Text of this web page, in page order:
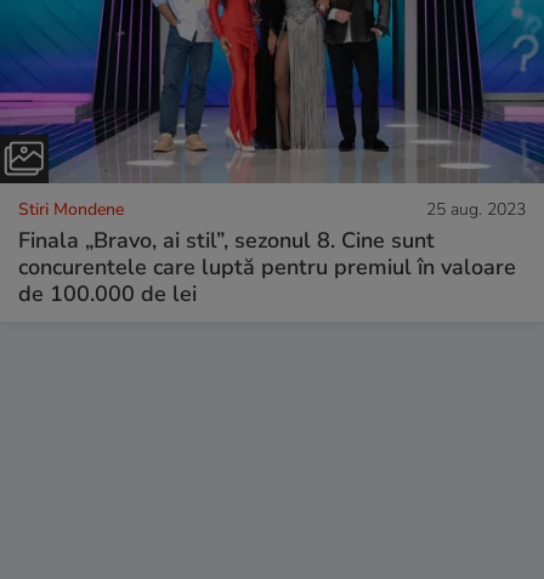
Stiri Mondene 25 aug. 2023
Finala „Bravo, ai stil”, sezonul 8. Cine sunt
concurentele care luptă pentru premiul în valoare
de 100.000 de lei